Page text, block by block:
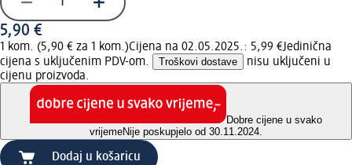
5,90 €
1 kom. (5,90 € za 1 kom.)Cijena na 02.05.2025.: 5,99 €Jedinična
cijena s uključenim PDV-om.
Troškovi dostave
nisu uključeni u
cijenu proizvoda.
Dobre cijene u svako
vrijemeNije poskupjelo od 30.11.2024.
Dodaj u košaricu